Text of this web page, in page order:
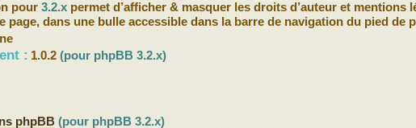
pour3.2.x permet d’afficher & masquer les droits d’auteur et mentions
page, dans une bulle accessible dans la barre de navigation du pied de
: 1.0.2(pour phpBB 3.2.x)
phpBB (pour phpBB 3.2.x)